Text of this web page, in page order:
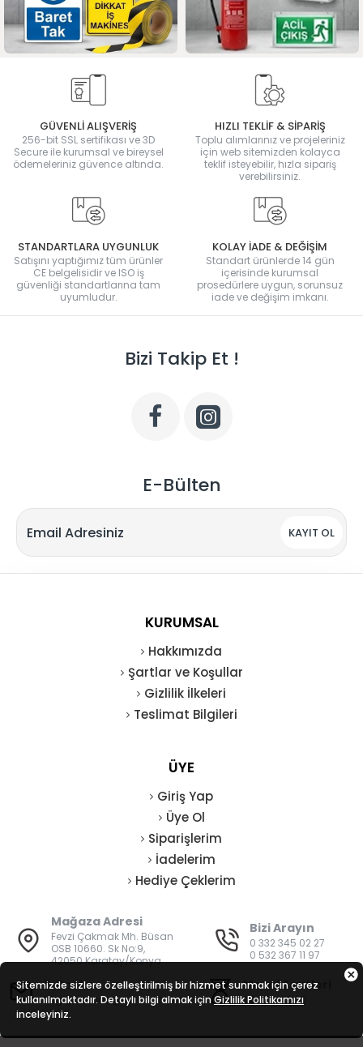
GÜVENLİ ALIŞVERİŞ
256-bit SSL sertifikası ve 3D
Secure ile kurumsal ve bireysel
ödemeleriniz güvence altında.
HIZLI TEKLİF & SİPARİŞ
Toplu alımlarınız ve projeleriniz
için web sitemizden kolayca
teklif isteyebilir, hızla sipariş
verebilirsiniz.
STANDARTLARA UYGUNLUK
Satışını yaptığımız tüm ürünler
CE belgelisidir ve ISO iş
güvenliği standartlarına tam
uyumludur.
KOLAY İADE & DEĞİŞİM
Standart ürünlerde 14 gün
içerisinde kurumsal
prosedürlere uygun, sorunsuz
iade ve değişim imkanı.
Bizi Takip Et !
E-Bülten
KAYIT OL
KURUMSAL
Hakkımızda
Şartlar ve Koşullar
Gizlilik İlkeleri
Teslimat Bilgileri
ÜYE
Giriş Yap
Üye Ol
Siparişlerim
İadelerim
Hediye Çeklerim
Mağaza Adresi
Fevzi Çakmak Mh. Büsan
OSB 10660. Sk No:9,
42050 Karatay/Konya
Bizi Arayın
0 332 345 02 27
0 532 367 11 97
E-Posta
bilgi@vatanisguvenligi.com
Mesai Saatleri
08:00 - 19:00
Sitemizde sizlere özelleştirilmiş bir hizmet sunmak için çerez
kullanılmaktadır. Detaylı bilgi almak için Gizlilik Politikamızı
inceleyiniz.